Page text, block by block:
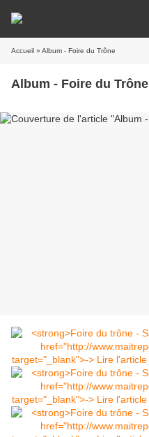
Accueil » Album - Foire du Trône
Album - Foire du Trône